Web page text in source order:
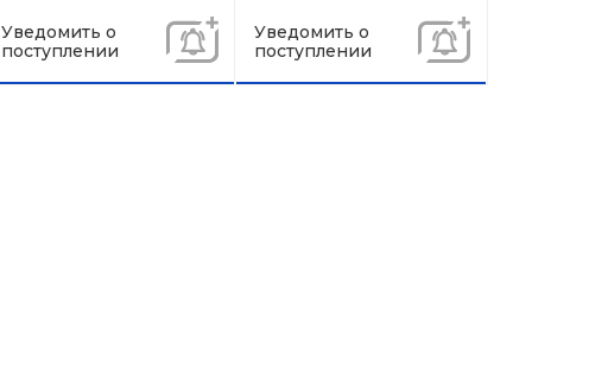
Уведомить о
поступлении
Уведомить о
поступлении